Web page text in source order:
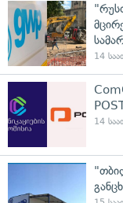
14
14